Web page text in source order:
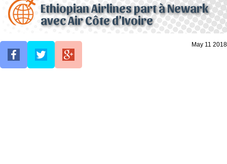
Ethiopian Airlines part à Newark
avec Air Côte d'Ivoire
May 11 2018